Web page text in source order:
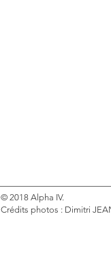
© 2018 Alpha IV.
Crédits photos : Dimitri